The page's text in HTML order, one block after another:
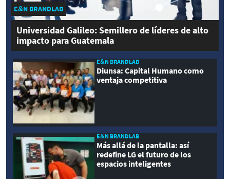
E&N BRANDLAB
Universidad Galileo: Semillero de líderes de alto
impacto para Guatemala
E&N BRANDLAB
Diunsa: Capital Humano como
ventaja competitiva
E&N BRANDLAB
Más allá de la pantalla: así
redefine LG el futuro de los
espacios inteligentes